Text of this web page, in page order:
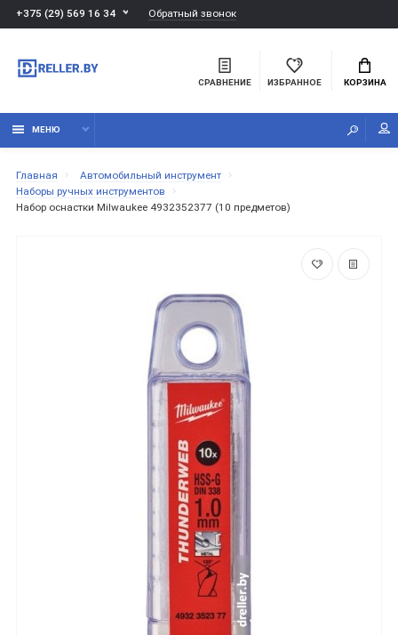
+375 (29) 569 16 34 Обратный звонок
СРАВНЕНИЕ ИЗБРАННОЕ КОРЗИНА
МЕНЮ
Главная
Автомобильный инструмент
Наборы ручных инструментов
Набор оснастки Milwaukee 4932352377 (10 предметов)